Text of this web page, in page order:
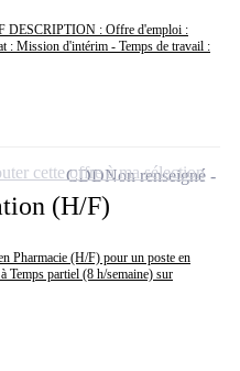
DESCRIPTION : Offre d'emploi :
: Mission d'intérim - Temps de travail :
(H/F)
Pharmacie (H/F) pour un poste en
Temps partiel (8 h/semaine) sur
CDDNon renseigné
cette offre à ma sélection